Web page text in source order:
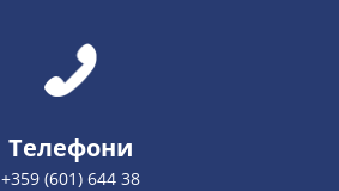
Телефони
+359 (601) 644 38